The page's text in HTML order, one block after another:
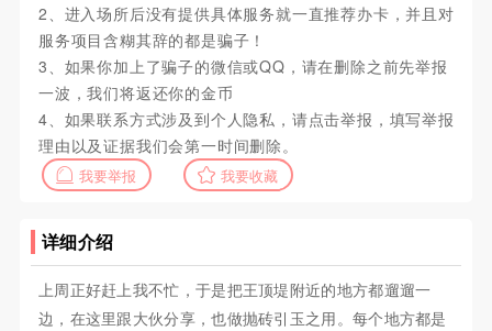
2、进入场所后没有提供具体服务就一直推荐办卡，并且对
服务项目含糊其辞的都是骗子！
3、如果你加上了骗子的微信或QQ，请在删除之前先举报
一波，我们将返还你的金币
4、如果联系方式涉及到个人隐私，请点击举报，填写举报
理由以及证据我们会第一时间删除。
我要举报 我要收藏
详细介绍
上周正好赶上我不忙，于是把王顶堤附近的地方都遛遛一
边，在这里跟大伙分享，也做抛砖引玉之用。每个地方都是